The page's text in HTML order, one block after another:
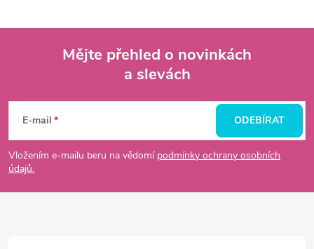
p
a
Mějte přehled o novinkách
a slevách
E-mail
Vložením e-mailu beru na vědomí podmínky ochrany osobních
údajů.
ODEBÍRAT